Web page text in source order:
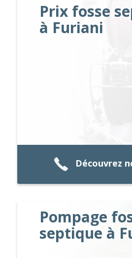
Prix fosse
à Furiani
Découvrez
Pompage
septique à